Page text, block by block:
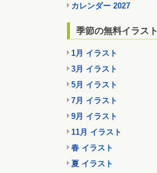
カレンダー 2027
季節の無料イラスト
1月 イラスト
3月 イラスト
5月 イラスト
7月 イラスト
9月 イラスト
11月 イラスト
春 イラスト
夏 イラスト